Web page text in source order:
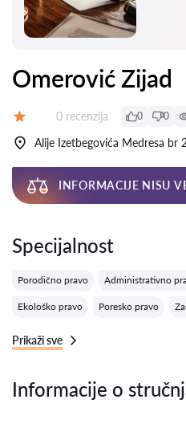
Omerović Zijad
Recenzija:
0 recenzija 0 0
Alije Izetbegovića Medresa br 2
INFORMACIJE NISU
Specijalnost
Porodično pravo Administrativno
Ekološko pravo Poresko pravo
Prikaži sve
Informacije o